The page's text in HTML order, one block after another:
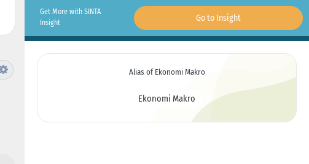
Get More with SINTA
Insight
Go to Insight
Alias of Ekonomi Makro
Ekonomi Makro